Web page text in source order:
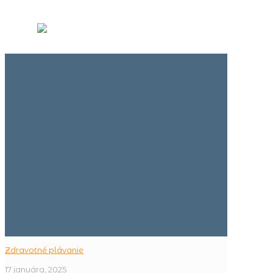
Zdravotné plávanie
17 januára, 2025